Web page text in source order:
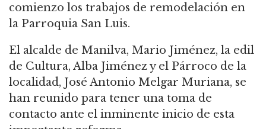
comienzo los trabajos de remodelación en
la Parroquia San Luis.
El alcalde de Manilva, Mario Jiménez, la edil
de Cultura, Alba Jiménez y el Párroco de la
localidad, José Antonio Melgar Muriana, se
han reunido para tener una toma de
contacto ante el inminente inicio de esta